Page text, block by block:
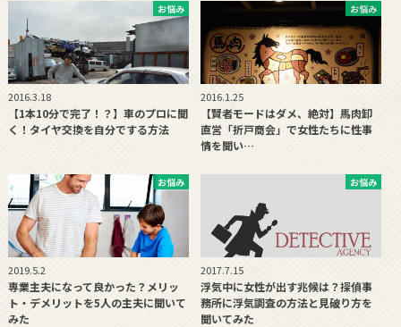
お悩み
2016.3.18
【1本10分で完了！？】車のプロに聞
く！タイヤ交換を自分でする方法
お悩み
2016.1.25
【賢者モードはダメ、絶対】馬肉卸
直営「折戸商会」で女性たちに性事
情を聞い…
お悩み
2019.5.2
専業主夫になって良かった？メリッ
ト・デメリットを5人の主夫に聞いて
みた
お悩み
2017.7.15
浮気中に女性が出す兆候は？探偵事
務所に浮気調査の方法と見破り方を
聞いてみた